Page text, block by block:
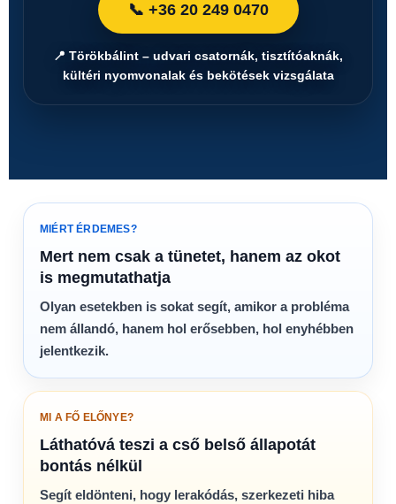
📞 +36 20 249 0470
📍 Törökbálint – udvari csatornák, tisztítóaknák,
kültéri nyomvonalak és bekötések vizsgálata
MIÉRT ÉRDEMES?
Mert nem csak a tünetet, hanem az okot
is megmutathatja
Olyan esetekben is sokat segít, amikor a probléma
nem állandó, hanem hol erősebben, hol enyhébben
jelentkezik.
MI A FŐ ELŐNYE?
Láthatóvá teszi a cső belső állapotát
bontás nélkül
Segít eldönteni, hogy lerakódás, szerkezeti hiba